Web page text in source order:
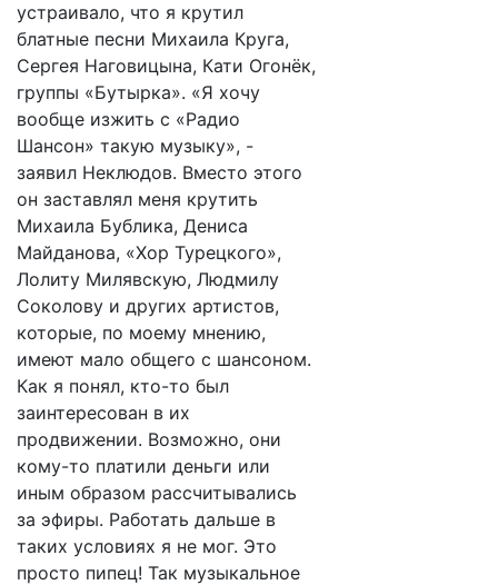
устраивало, что я крутил
блатные песни Михаила Круга,
Сергея Наговицына, Кати Огонёк,
группы «Бутырка». «Я хочу
вообще изжить с «Радио
Шансон» такую музыку», -
заявил Неклюдов. Вместо этого
он заставлял меня крутить
Михаила Бублика, Дениса
Майданова, «Хор Турецкого»,
Лолиту Милявскую, Людмилу
Соколову и других артистов,
которые, по моему мнению,
имеют мало общего с шансоном.
Как я понял, кто-то был
заинтересован в их
продвижении. Возможно, они
кому-то платили деньги или
иным образом рассчитывались
за эфиры. Работать дальше в
таких условиях я не мог. Это
просто пипец! Так музыкальное